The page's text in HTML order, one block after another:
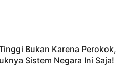
Bukan Karena Perokok,
Sistem Negara Ini Saja!